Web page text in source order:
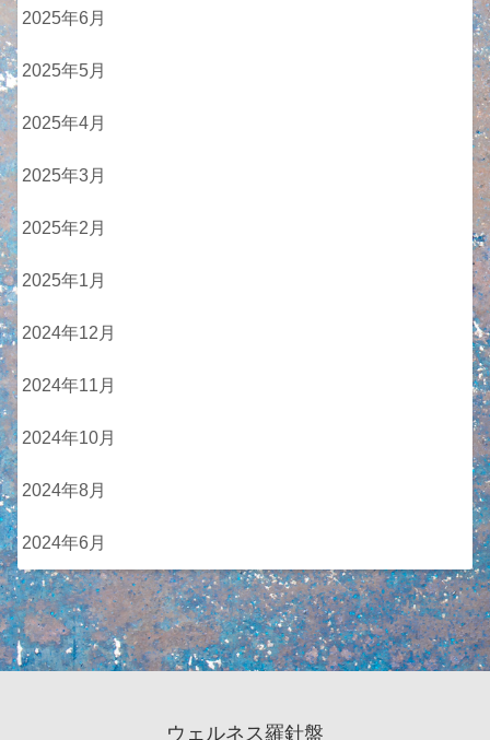
2025年6月
2025年5月
2025年4月
2025年3月
2025年2月
2025年1月
2024年12月
2024年11月
2024年10月
2024年8月
2024年6月
ウェルネス羅針盤